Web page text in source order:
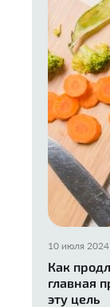
10 июля 2024
Как
главная
эту цель